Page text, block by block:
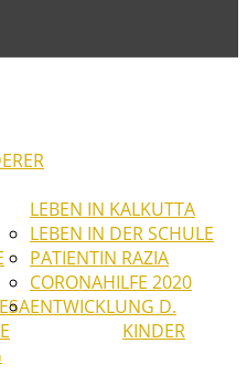
LEBEN IN KALKUTTA
LEBEN IN DER SCHULE
PATIENTIN RAZIA
CORONAHILFE 2020
ENTWICKLUNG D.
KINDER